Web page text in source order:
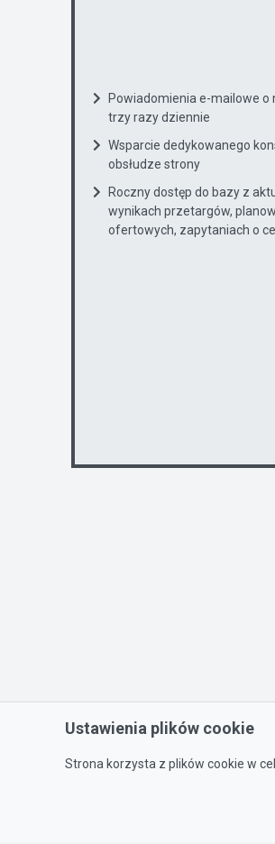
Powiadomienia e-mailowe o
trzy razy dziennie
Wsparcie dedykowanego
obsłudze strony
Roczny dostęp do bazy z
wynikach przetargów,
ofertowych, zapytaniach o
Ustawienia plików cookie
Strona korzysta z plików cookie w